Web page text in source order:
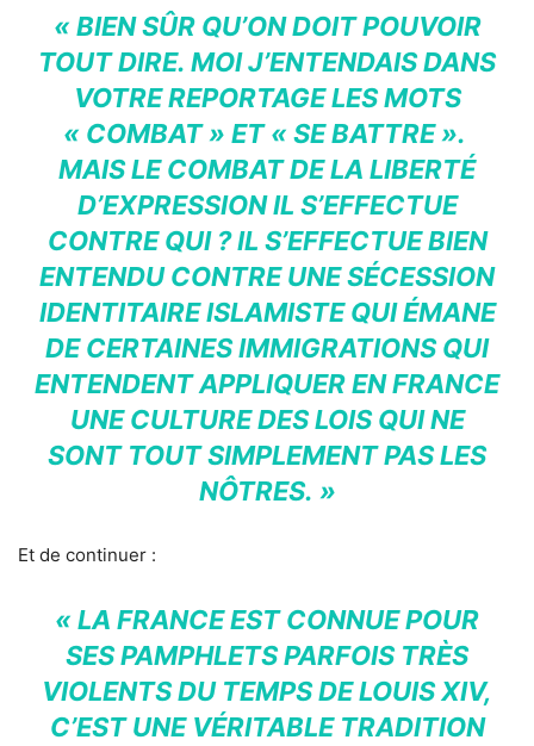
« BIEN SÛR QU’ON DOIT POUVOIR
TOUT DIRE. MOI J’ENTENDAIS DANS
VOTRE REPORTAGE LES MOTS
« COMBAT » ET « SE BATTRE ».
MAIS LE COMBAT DE LA LIBERTÉ
D’EXPRESSION IL S’EFFECTUE
CONTRE QUI ? IL S’EFFECTUE BIEN
ENTENDU CONTRE UNE SÉCESSION
IDENTITAIRE ISLAMISTE QUI ÉMANE
DE CERTAINES IMMIGRATIONS QUI
ENTENDENT APPLIQUER EN FRANCE
UNE CULTURE DES LOIS QUI NE
SONT TOUT SIMPLEMENT PAS LES
NÔTRES. »
Et de continuer :
« LA FRANCE EST CONNUE POUR
SES PAMPHLETS PARFOIS TRÈS
VIOLENTS DU TEMPS DE LOUIS XIV,
C’EST UNE VÉRITABLE TRADITION